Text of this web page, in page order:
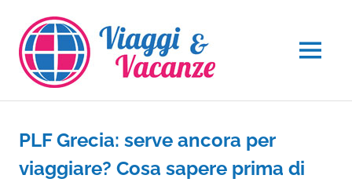
contenuto
MENU
PLF Grecia: serve ancora per
viaggiare? Cosa sapere prima di